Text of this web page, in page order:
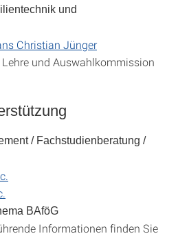
und
Christian Jünger
und Auswahlkommission
/ Fachstudienberatung /
BAföG
Informationen finden Sie